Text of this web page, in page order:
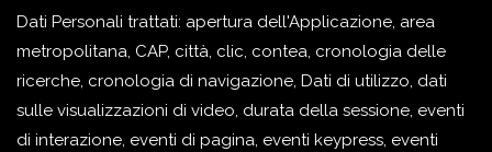
Dati Personali trattati: apertura dell'Applicazione, area
metropolitana, CAP, città, clic, contea, cronologia delle
ricerche, cronologia di navigazione, Dati di utilizzo, dati
sulle visualizzazioni di video, durata della sessione, eventi
di interazione, eventi di pagina, eventi keypress, eventi